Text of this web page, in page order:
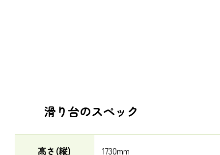
滑り台のスペック
高さ(縦) 1730mm